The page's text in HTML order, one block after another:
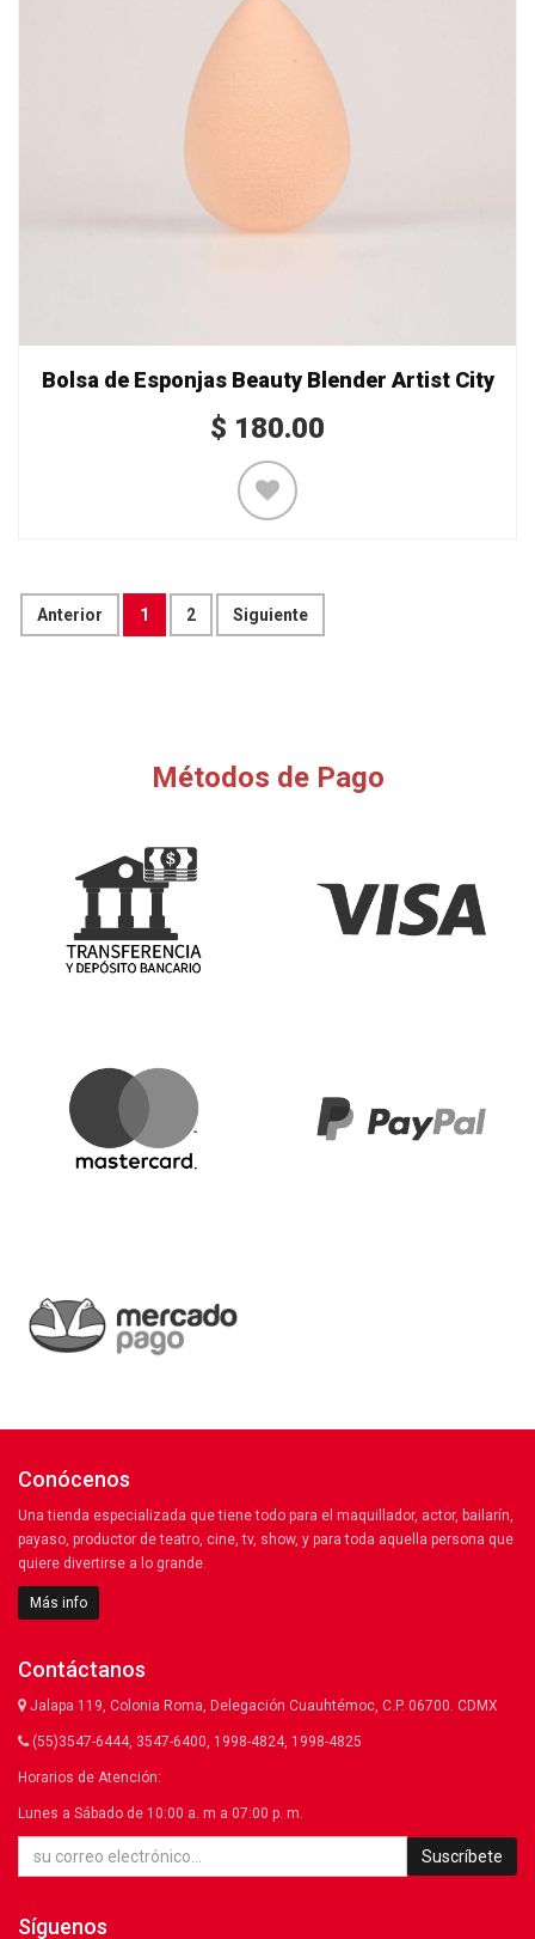
Bolsa de Esponjas Beauty Blender Artist City
$ 180.00
Anterior 1 2 Siguiente
Métodos de Pago
Conócenos
Una tienda especializada que tiene todo para el maquillador, actor, bailarín,
payaso, productor de teatro, cine, tv, show, y para toda aquella persona que
quiere divertirse a lo grande.
Más info
Contáctanos
Jalapa 119, Colonia Roma, Delegación Cuauhtémoc, C.P. 06700. CDMX
(55)3547-6444, 3547-6400, 1998-4824, 1998-4825
Horarios de Atención:
Lunes a Sábado de 10:00 a. m a 07:00 p. m.
Suscríbete
Síguenos